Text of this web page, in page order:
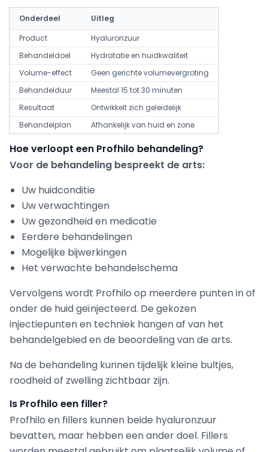
Onderdeel
Uitleg
Product
Hyaluronzuur
Behandeldoel
Hydratatie en huidkwaliteit
Volume-effect
Geen gerichte volumevergroting
Behandelduur
Meestal 15 tot 30 minuten
Resultaat
Ontwikkelt zich geleidelijk
Behandelplan
Afhankelijk van huid en zone
Hoe verloopt een Profhilo behandeling?
Voor de behandeling bespreekt de arts:
Uw huidconditie
Uw verwachtingen
Uw gezondheid en medicatie
Eerdere behandelingen
Mogelijke bijwerkingen
Het verwachte behandelschema
Vervolgens wordt Profhilo op meerdere punten in of
onder de huid geïnjecteerd. De gekozen
injectiepunten en techniek hangen af van het
behandelgebied en de beoordeling van de arts.
Na de behandeling kunnen tijdelijk kleine bultjes,
roodheid of zwelling zichtbaar zijn.
Is Profhilo een filler?
Profhilo en fillers kunnen beide hyaluronzuur
bevatten, maar hebben een ander doel. Fillers